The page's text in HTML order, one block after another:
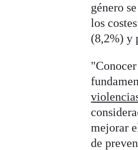
género
los
(8,2%) y
mejorar
de